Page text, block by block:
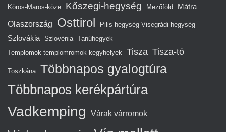
Körös-Maros-köze Kőszegi-hegység Mezőföld Mátra
Olaszország Osttirol Pilis hegység Visegrádi hegység
Szlovákia Szlovénia Tanúhegyek
Templomok templomromok kegyhelyek Tisza Tisza-tó
Toszkána Többnapos gyalogtúra
Többnapos kerékpártúra
Vadkemping Várak várromok